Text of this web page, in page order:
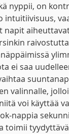
nyppii, on
intuitiivisuus,
napit
ei saa
valinnalle,
voi käyttää
nappia
toimii